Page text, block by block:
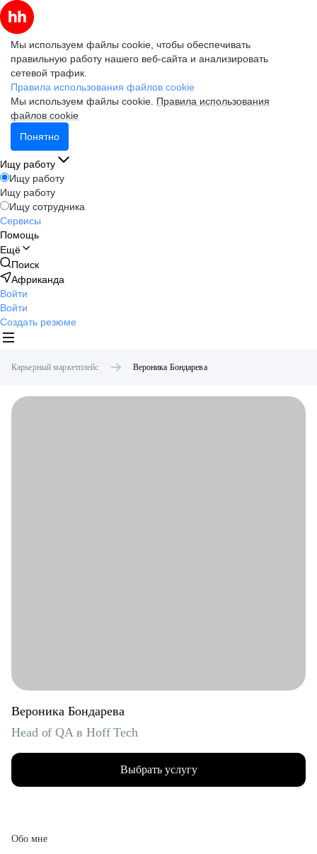
Мы используем файлы cookie, чтобы обеспечивать
правильную работу нашего веб-сайта и анализировать
сетевой трафик.
Правила использования файлов cookie
Мы используем файлы cookie. Правила использования
файлов cookie
Понятно
Ищу работу
Ищу работу
Ищу работу
Ищу сотрудника
Сервисы
Помощь
Ещё
Поиск
Африканда
Войти
Войти
Создать резюме
Карьерный маркетплейс Вероника Бондарева
Вероника Бондарева
Head of QA в Hoff Tech
Выбрать услугу
Обо мне